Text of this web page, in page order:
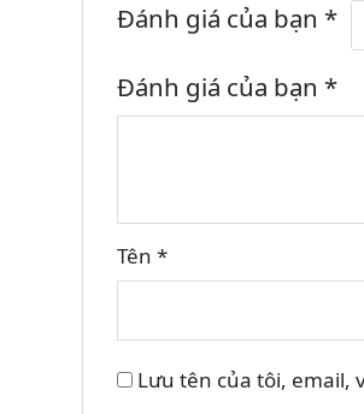
Đánh giá của bạn *
Đánh giá của bạn *
Tên*
Lưu tên của tôi, email,